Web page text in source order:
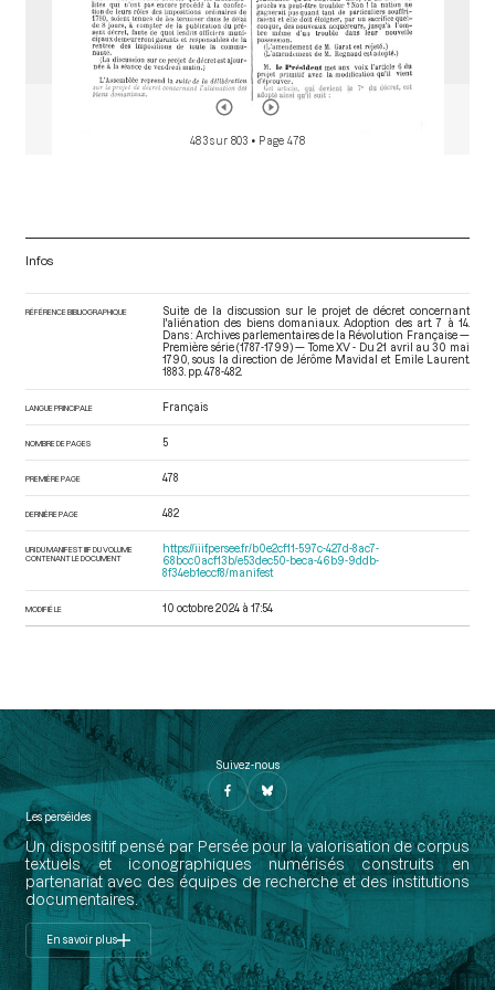
Adoption de l'article 11 du décret concernant l'aliénation des
biens domaniaux, lors de la séance du 11 mai 1790 au
[Décret] p.481
La Blache Alexandre Joseph de Falcoz, comte de
Discussion de l'article 12 du projet de décret concernant
l'aliénation des biens domaniaux, lors de la séance du 11 mai
[Discussion] p.481
1790 au matin [Décret] pp.481-482
483 sur 803 • Page 478
Infos
RÉFÉRENCE BIBLIOGRAPHIQUE
Suite de la discussion sur le projet de décret concernant
l'aliénation des biens domaniaux. Adoption des art. 7 à 14.
Dans : Archives parlementaires de la Révolution Française —
Première série (1787-1799) — Tome XV - Du 21 avril au 30 mai
1790 , sous la direction de Jérôme Mavidal et Emile Laurent.
1883. pp. 478-482.
LANGUE PRINCIPALE Français
NOMBRE DE PAGES 5
PREMIÈRE PAGE 478
DERNIÈRE PAGE 482
URI DU MANIFEST IIIF DU VOLUME
CONTENANT LE DOCUMENT
https://iiif.persee.fr/b0e2cf11-597c-427d-8ac7-
68bcc0acf13b/e53dec50-beca-46b9-9ddb-
8f34eb1eccf8/manifest
MODIFIÉ LE 10 octobre 2024 à 17:54
Suivez-nous
Les perséides
Un dispositif pensé par Persée pour la valorisation de corpus
textuels et iconographiques numérisés construits en
partenariat avec des équipes de recherche et des institutions
documentaires.
En savoir plus